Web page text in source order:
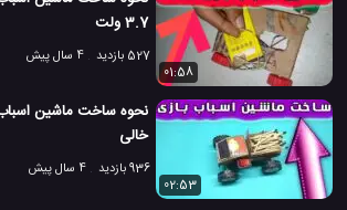
3.7 ولت
527 بازدید
4 سال پیش
01:58
نحوه ساخت ماشین
خالی
936 بازدید
4 سال پیش
02:53